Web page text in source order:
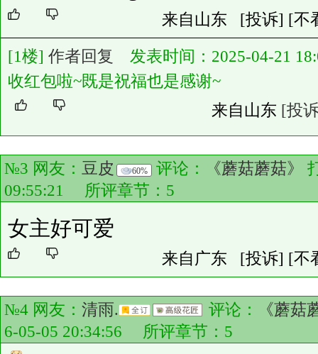
来自山东 [投诉] [不
[1楼] 作者回复
发表时间：2025-04-21
收红包啦~既是祝福也是感谢~
来自山东 [投
№3 网友： 豆皮 60% 评论： 《蘑菇蘑菇》
09:55:21 所评章节： 5
女主好可爱
来自广东 [投诉] [不
№4 网友： 清雨. 评论：
《蘑菇
6-05-05 20:34:56 所评章节： 5